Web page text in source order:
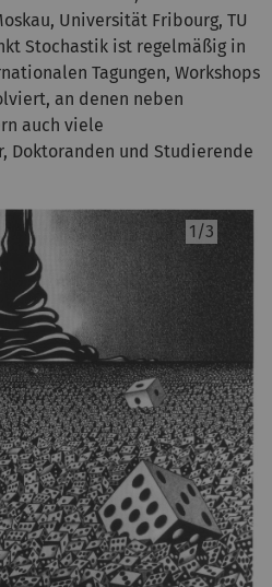
Universität Fribourg, TU
Stochastik ist regelmäßig in
Tagungen, Workshops
an denen neben
auch viele
Doktoranden und Studierende